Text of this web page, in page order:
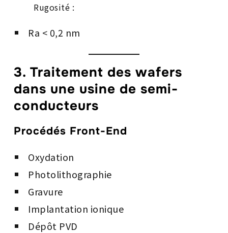
Rugosité :
Ra < 0,2 nm
3. Traitement des wafers
dans une usine de semi-
conducteurs
Procédés Front-End
Oxydation
Photolithographie
Gravure
Implantation ionique
Dépôt PVD